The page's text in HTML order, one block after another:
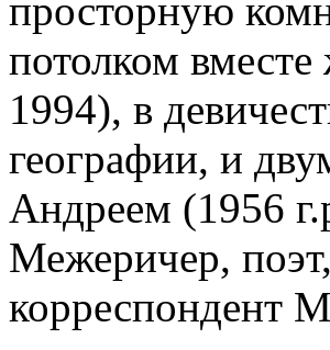
просторную
потолком
1994), в
географии, и
Андреем (1956
Межеричер,
корреспондент